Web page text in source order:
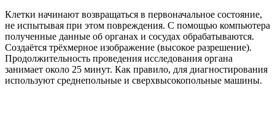
Клетки начинают возвращаться в первоначальное состояние,
не испытывая при этом повреждения. С помощью компьютера
полученные данные об органах и сосудах обрабатываются.
Создаётся трёхмерное изображение (высокое разрешение).
Продолжительность проведения исследования органа
занимает около 25 минут. Как правило, для диагностирования
используют среднепольные и сверхвысокопольные машины.